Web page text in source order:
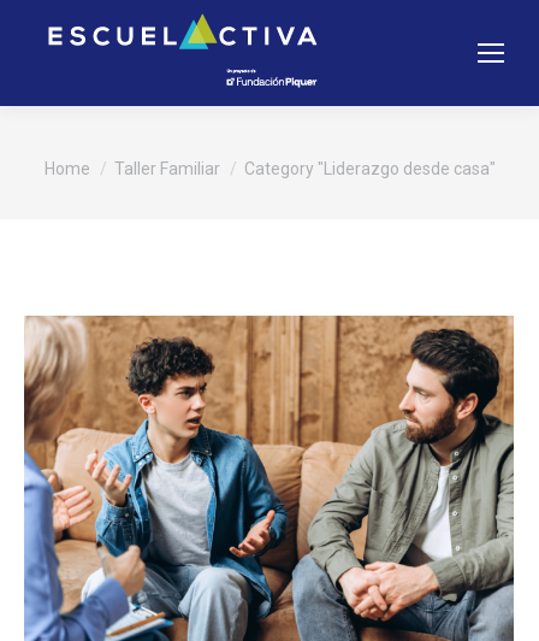
You are here:
Home Taller Familiar Category "Liderazgo desde casa"